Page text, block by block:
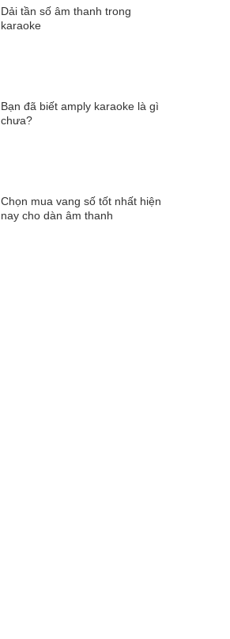
Dải tần số âm thanh trong
karaoke
Bạn đã biết amply karaoke là gì
chưa?
Chọn mua vang số tốt nhất hiện
nay cho dàn âm thanh